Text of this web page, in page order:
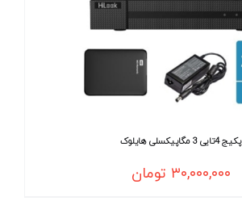
پکیج 4تایی 3 مگاپیکسلی هایلوک
۳۰,۰۰۰,۰۰۰ تومان